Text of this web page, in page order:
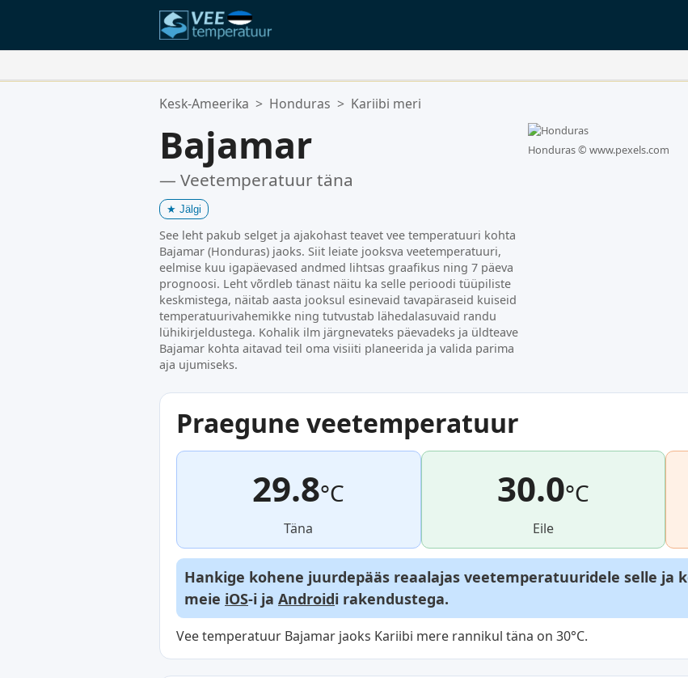
Teie Lemmikasukohad:
Kesk-Ameerika > Honduras > Kariibi meri
Bajamar
— Veetemperatuur täna
★ Jälgi
See leht pakub selget ja ajakohast teavet vee temperatuuri kohta
Bajamar (Honduras) jaoks. Siit leiate jooksva veetemperatuuri,
eelmise kuu igapäevased andmed lihtsas graafikus ning 7 päeva
prognoosi. Leht võrdleb tänast näitu ka selle perioodi tüüpiliste
keskmistega, näitab aasta jooksul esinevaid tavapäraseid kuiseid
temperatuurivahemikke ning tutvustab lähedalasuvaid randu
lühikirjeldustega. Kohalik ilm järgnevateks päevadeks ja üldteave
Bajamar kohta aitavad teil oma visiiti planeerida ja valida parima
aja ujumiseks.
Honduras © www.pexels.com
Praegune veetemperatuur
29.8°C
Täna
30.0°C
Eile
Hankige kohene juurdepääs reaalajas veetemperatuuridele selle ja
meie iOS-i ja Androidi rakendustega.
Vee temperatuur Bajamar jaoks Kariibi mere rannikul täna on 30°C.